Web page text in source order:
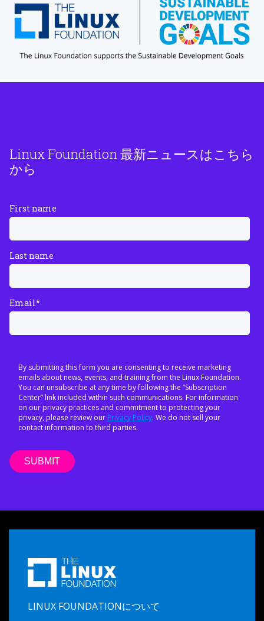
Linux Foundation 最新ニュースはこちら
から
First name
Last name
Email*
By submitting this form you are consenting to receive marketing
emails about news, events, and training from the Linux Foundation.
You can unsubscribe at any time by following the “Subscription
Center” link included within such communications. For information
on our privacy practices and commitment to protecting your
privacy, please review our Privacy Policy. We do not sell your
contact information to third parties.
LINUX FOUNDATIONについて